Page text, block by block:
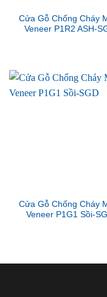
Cửa Gỗ Chống Cháy
Veneer P1R2 ASH-
Cửa Gỗ Chống Cháy
Veneer P1G1 Sồi-